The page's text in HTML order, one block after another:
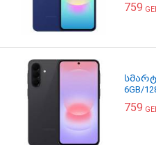
759
6GB/
759